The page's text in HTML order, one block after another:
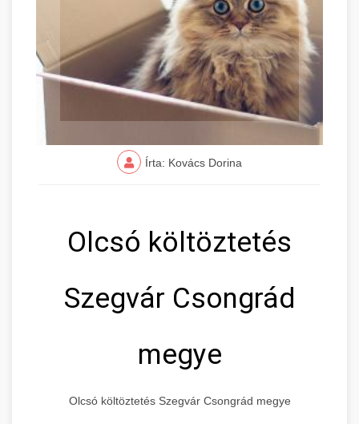
Írta: Kovács Dorina
Olcsó költöztetés
Szegvár Csongrád
megye
Olcsó költöztetés Szegvár Csongrád megye